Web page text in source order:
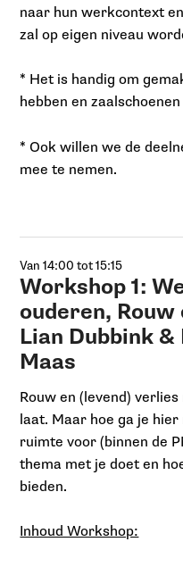
naar hun werkcontext
zal op eigen niveau
* Het is handig om
hebben en
* Ook willen we de
mee te nemen.
Van 14:00 tot 15:15
Workshop 1:
ouderen,
Lian Dubbink
Maas
Rouw en (levend)
laat. Maar hoe ga je
ruimte voor (binnen de
thema met je doet en
bieden.
Inhoud Workshop: